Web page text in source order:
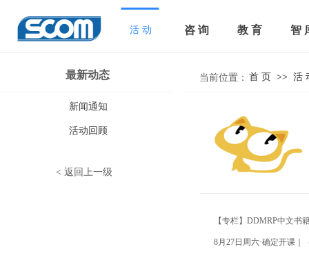
最新动态 当前位置： 首 页 >> 活
当前位置： 首 页 >> 活
新闻通知
活动回顾
【专栏】DDMRP中文书
8月27日周六·确定开课｜
< 返回上一级
活 动 咨 询 教 育 智